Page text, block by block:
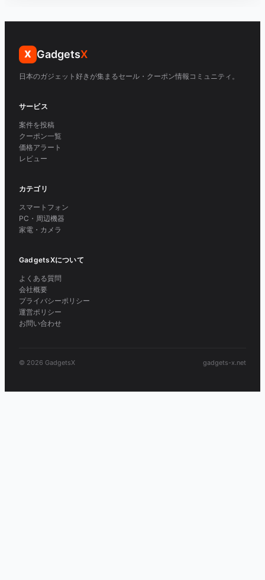
X GadgetsX
日本のガジェット好きが集まるセール・クーポン情報コミュニティ。
サービス
案件を投稿
クーポン一覧
価格アラート
レビュー
カテゴリ
スマートフォン
PC・周辺機器
家電・カメラ
GadgetsXについて
よくある質問
会社概要
プライバシーポリシー
運営ポリシー
お問い合わせ
© 2026 GadgetsX gadgets-x.net